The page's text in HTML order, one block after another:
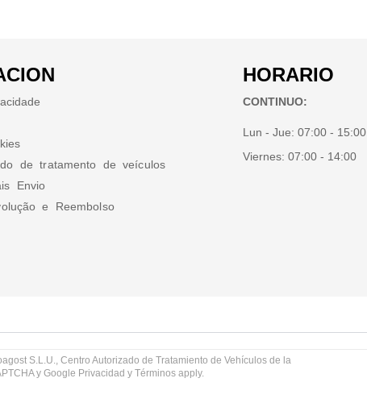
de tratamento de veículos
Envio
e Reembolso
HORARIO
CONTINUO:
Lun - Jue:07:00 - 15:00
Viernes:07:00 - 14:00
S.L.U., Centro Autorizado de Tratamiento de Vehículos de la
y Google Privacidad y Términos apply.